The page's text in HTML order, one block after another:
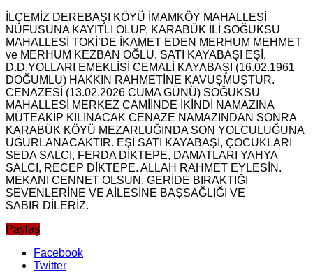
İLÇEMİZ DEREBAŞI KÖYÜ İMAMKÖY MAHALLESİ
NÜFUSUNA KAYITLI OLUP, KARABÜK İLİ SOĞUKSU
MAHALLESİ TOKİ’DE İKAMET EDEN MERHUM MEHMET
ve MERHUM KEZBAN OĞLU, SATI KAYABAŞI EŞİ,
D.D.YOLLARI EMEKLİSİ CEMALİ KAYABAŞI (16.02.1961
DOĞUMLU) HAKKIN RAHMETİNE KAVUŞMUŞTUR.
CENAZESİ (13.02.2026 CUMA GÜNÜ) SOĞUKSU
MAHALLESİ MERKEZ CAMİİNDE İKİNDİ NAMAZINA
MÜTEAKİP KILINACAK CENAZE NAMAZINDAN SONRA
KARABÜK KÖYÜ MEZARLUĞINDA SON YOLCULUĞUNA
UĞURLANACAKTIR. EŞİ SATI KAYABAŞI, ÇOCUKLARI
SEDA SALCI, FERDA DİKTEPE, DAMATLARI YAHYA
SALCI, RECEP DİKTEPE. ALLAH RAHMET EYLESİN.
MEKANI CENNET OLSUN. GERİDE BIRAKTIĞI
SEVENLERİNE VE AİLESİNE BAŞSAĞLIĞI VE
SABIR DİLERİZ.
Paylaş
Facebook
Twitter